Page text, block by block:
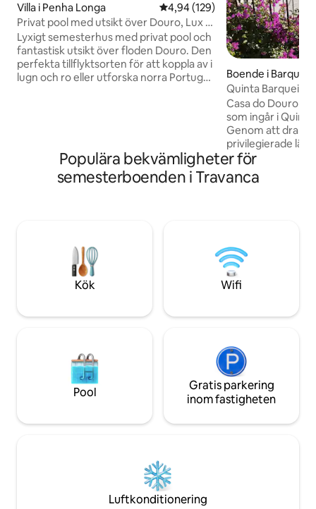
Villa i Penha Longa 4,94 av 5 i genomsnittligt
4,94 (129)
Privat pool med utsikt över Douro, Lux &
Design
Lyxigt semesterhus med privat pool och
fantastisk utsikt över floden Douro. Den
perfekta tillflyktsorten för att koppla av i
lugn och ro eller utforska norra Portugal.
Utomhusutrymme: utomhusmatplats 🥾
Äventyr: Passadiços do Paiva och
kanotpaddling 🧺 Bekvämlighet:
Boende i
Quinta
Douro
Casa do Douro är
som ingår i
Genom att dra
privilegierade
gästen i ständig
vingården. Det
har på 1:a
ofta används för
av dagen. Besök
gård!
Populära bekvämligheter för
semesterboenden i Travanca
Kök Wifi
Pool
Gratis parkering
inom fastigheten
Luftkonditionering